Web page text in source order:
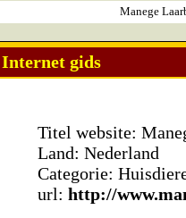
Manege
Internet gids
Titel website:
Land: Nederland
Categorie:
url: http://